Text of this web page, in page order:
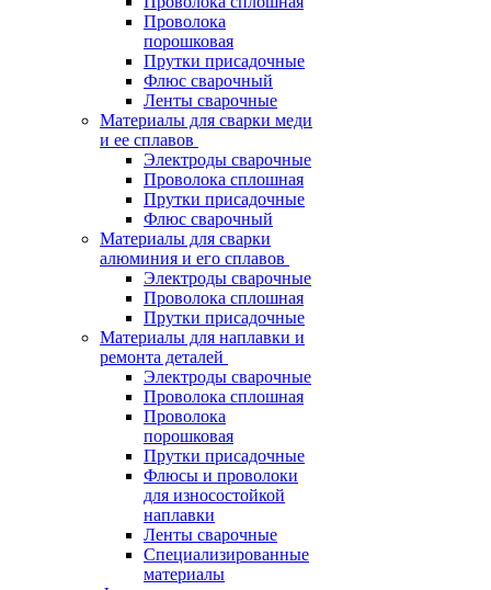
Проволока
порошковая
Прутки присадочные
Флюс сварочный
Ленты сварочные
Материалы для сварки меди
и ее сплавов
Электроды сварочные
Проволока сплошная
Прутки присадочные
Флюс сварочный
Материалы для сварки
алюминия и его сплавов
Электроды сварочные
Проволока сплошная
Прутки присадочные
Материалы для наплавки и
ремонта деталей
Электроды сварочные
Проволока сплошная
Проволока
порошковая
Прутки присадочные
Флюсы и проволоки
для износостойкой
наплавки
Ленты сварочные
Специализированные
материалы